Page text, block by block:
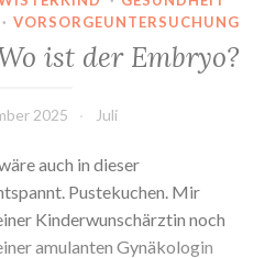
· VORSORGEUNTERSUCHUNG
ist der Embryo?
2025 Juli
auch in dieser
Pustekuchen. Mir
Kinderwunschärztin noch
amulanten Gynäkologin